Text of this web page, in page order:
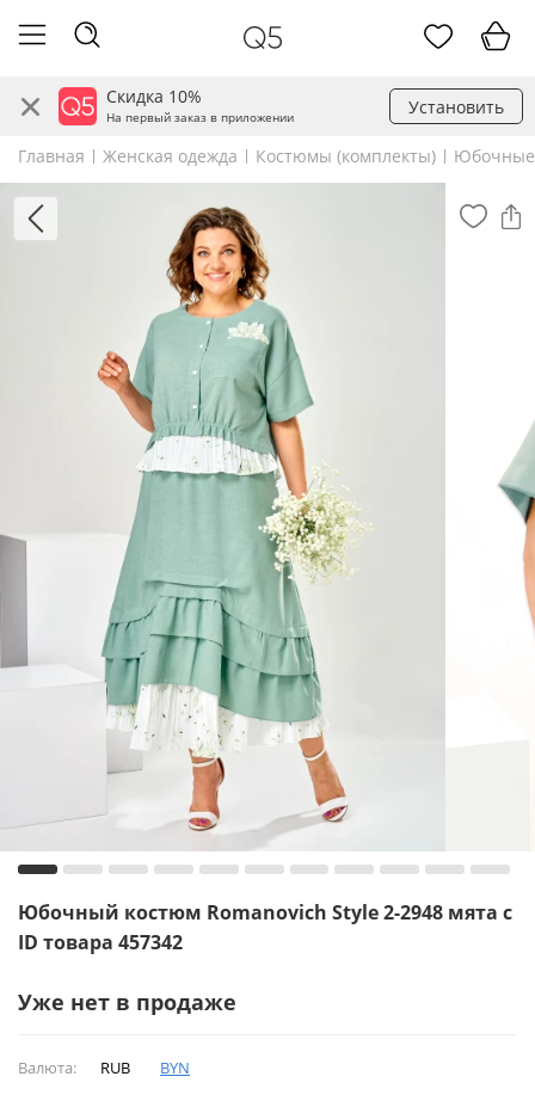
Скидка 10%
На первый заказ в приложении Установить
Главная Женская одежда Костюмы (комплекты)
Юбочный костюм Romanovich Style 2-2948 мята с
ID товара 457342
Уже нет в продаже
Валюта: RUB BYN